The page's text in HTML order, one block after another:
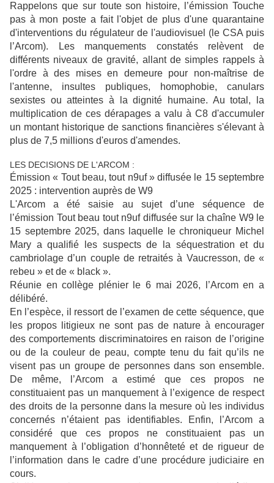
Rappelons que sur toute son histoire, l’émission Touche
pas à mon poste a fait l'objet de plus d'une quarantaine
d'interventions du régulateur de l'audiovisuel (le CSA puis
l’Arcom). Les manquements constatés relèvent de
différents niveaux de gravité, allant de simples rappels à
l'ordre à des mises en demeure pour non-maîtrise de
l'antenne, insultes publiques, homophobie, canulars
sexistes ou atteintes à la dignité humaine. Au total, la
multiplication de ces dérapages a valu à C8 d'accumuler
un montant historique de sanctions financières s'élevant à
plus de 7,5 millions d'euros d'amendes.
LES DECISIONS DE L'ARCOM :
Émission « Tout beau, tout n9uf » diffusée le 15 septembre
2025 : intervention auprès de W9
L'Arcom a été saisie au sujet d’une séquence de
l’émission Tout beau tout n9uf diffusée sur la chaîne W9 le
15 septembre 2025, dans laquelle le chroniqueur Michel
Mary a qualifié les suspects de la séquestration et du
cambriolage d’un couple de retraités à Vaucresson, de «
rebeu » et de « black ».
Réunie en collège plénier le 6 mai 2026, l’Arcom en a
délibéré.
En l’espèce, il ressort de l’examen de cette séquence, que
les propos litigieux ne sont pas de nature à encourager
des comportements discriminatoires en raison de l’origine
ou de la couleur de peau, compte tenu du fait qu’ils ne
visent pas un groupe de personnes dans son ensemble.
De même, l’Arcom a estimé que ces propos ne
constituaient pas un manquement à l’exigence de respect
des droits de la personne dans la mesure où les individus
concernés n’étaient pas identifiables. Enfin, l’Arcom a
considéré que ces propos ne constituaient pas un
manquement à l’obligation d’honnêteté et de rigueur de
l’information dans le cadre d’une procédure judiciaire en
cours.